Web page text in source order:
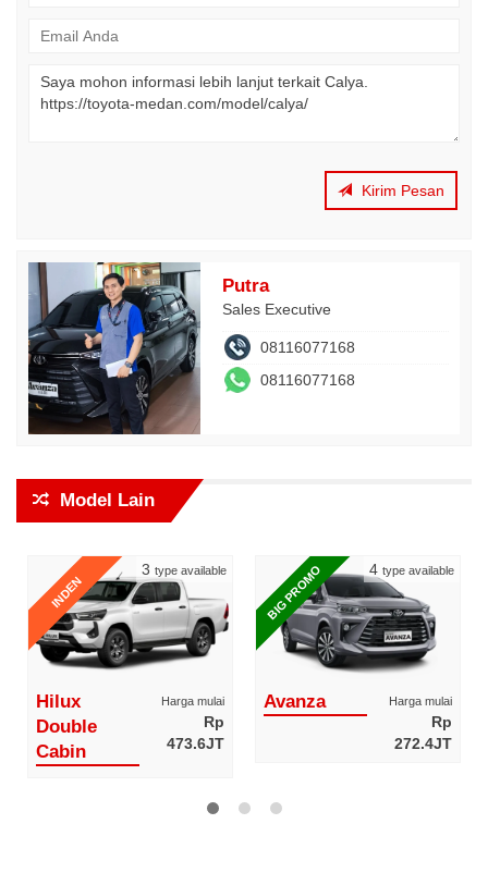
Kirim Pesan
Putra
Sales Executive
08116077168
08116077168
Model Lain
Hilux
Double
Cabin
Harga mulai
Rp
473.6JT
INDEN
3 type available
Avanza Harga mulai
Rp
272.4JT
BIG PROMO 4 type available